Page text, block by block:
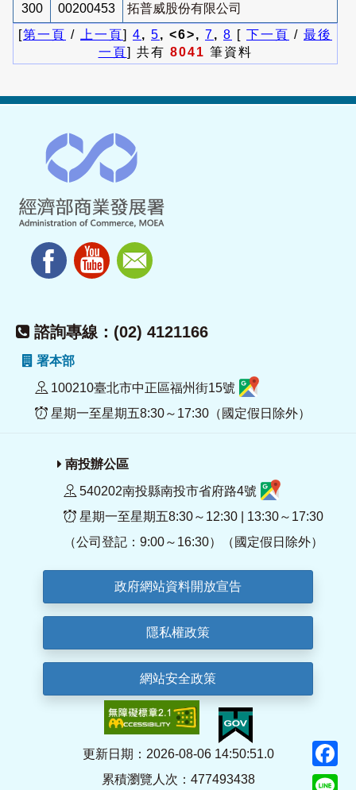
300 00200453
拓普威股份有限公司
[第一頁 / 上一頁] 4, 5, <6>, 7, 8 [ 下一頁 / 最後
一頁] 共有 8041 筆資料
諮詢專線：(02) 4121166
署本部
100210臺北市中正區福州街15號
星期一至星期五8:30～17:30（國定假日除外）
南投辦公區
540202南投縣南投市省府路4號
星期一至星期五8:30～12:30 | 13:30～17:30
（公司登記：9:00～16:30）（國定假日除外）
政府網站資料開放宣告
隱私權政策
網站安全政策
更新日期：2026-08-06 14:50:51.0
累積瀏覽人次：477493438